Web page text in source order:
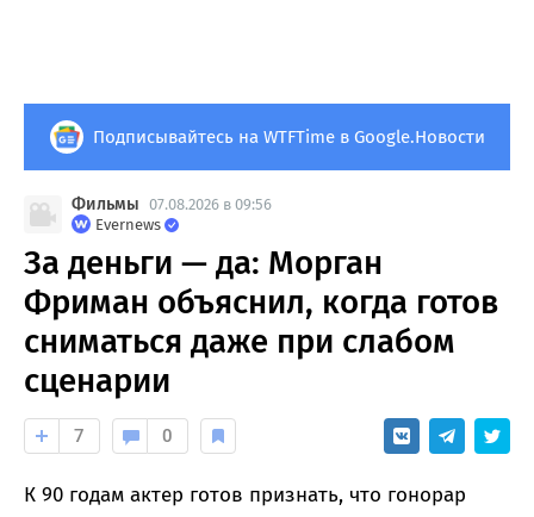
Подписывайтесь на WTFTime в Google.Новости
Фильмы 07.08.2026 в 09:56
Evernews
За деньги — да: Морган
Фриман объяснил, когда готов
сниматься даже при слабом
сценарии
7 0
К 90 годам актер готов признать, что гонорар